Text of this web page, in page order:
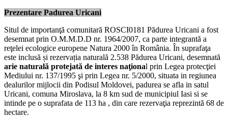
Prezentare Padurea Uricani
Situl de importanţă comunitară ROSCI0181 Pădurea Uricani a fost
desemnat prin O.M.M.D.D nr. 1964/2007, ca parte integrantă a
reţelei ecologice europene Natura 2000 în România. În suprafaţa
este inclusă și rezervația naturală 2.538 Pădurea Uricani, desemnată
arie naturală protejată de interes naţional prin Legea protecţiei
Mediului nr. 137/1995 şi prin Legea nr. 5/2000, situata in regiunea
dealurilor mijlocii din Podisul Moldovei, padurea se afla in satul
Uricani, comuna Miroslava, la 8 km sud de municipiul Iasi si se
intinde pe o suprafata de 113 ha , din care rezervaţia reprezintă 68 de
hectare.